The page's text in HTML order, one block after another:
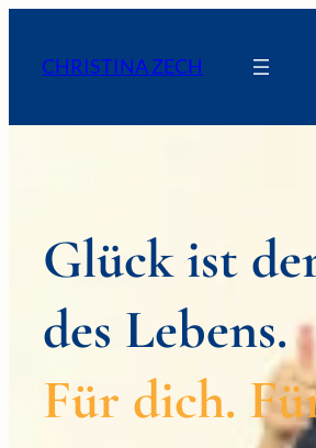
InhaltCHRISTINA ZECH
Glück ist
des Lebens.
Für dich.